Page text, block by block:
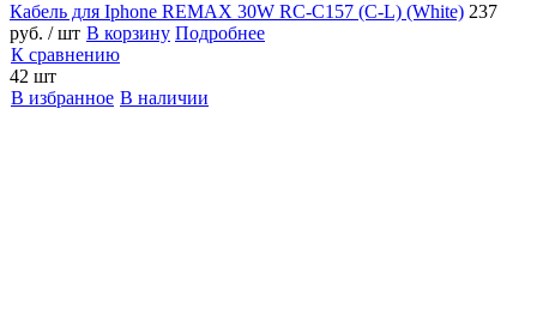
Кабель для Iphone REMAX 30W RC-C157 (C-L) (White) 237
руб. / шт В корзину Подробнее
К сравнению
42 шт
В избранное В наличии